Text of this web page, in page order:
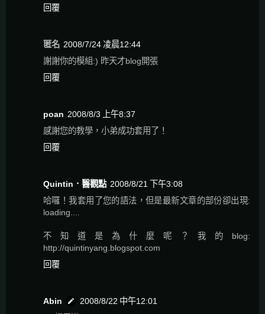
回覆
匿名 2008/7/24 凌晨12:44
謝謝你的模組:) 昨天才blog開張
回覆
poan 2008/8/3 上午8:37
感謝您的教學，小弟成功套用了！
回覆
Quintin．醫觀點 2008/8/21 下午3:08
哈囉！我套用了您的語法，但是最新文章的部份卻出現:
loading....
不知道是為什麼呢？我的blog:
http://quintinyang.blogspot.com
回覆
Abin
2008/8/22 中午12:01